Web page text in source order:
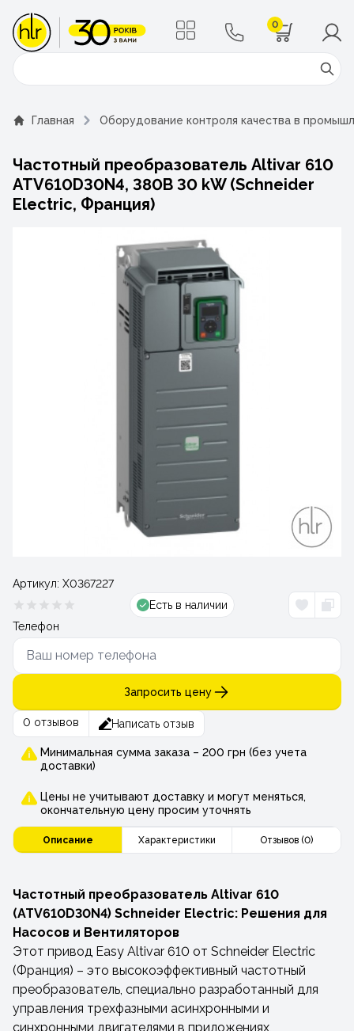
0
Поиск
Главная Оборудование контроля качества в
Частотный преобразователь Altivar 610
ATV610D30N4, 380B 30 kW (Schneider
Electric, Франция)
Артикул: Х0367227
Есть в наличии
Телефон
Запросить цену
0 отзывов Написать отзыв
Минимальная сумма заказа – 200 грн (без учета
доставки)
Цены не учитывают доставку и могут меняться,
окончательную цену просим уточнять
Описание Характеристики Отзывов (0)
Частотный преобразователь Altivar 610
(ATV610D30N4) Schneider Electric: Решения для
Насосов и Вентиляторов
Этот привод Easy Altivar 610 от Schneider Electric
(Франция) – это высокоэффективный частотный
преобразователь, специально разработанный для
управления трехфазными асинхронными и
синхронными двигателями в приложениях,